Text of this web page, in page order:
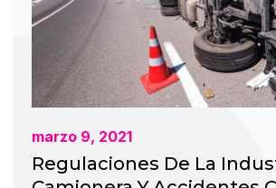
marzo 9, 2021
Regulaciones De La